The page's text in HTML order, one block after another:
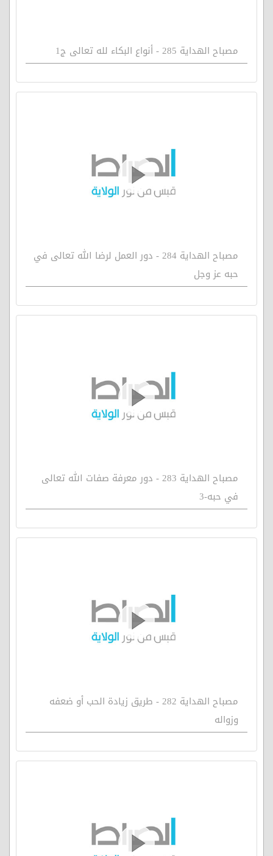
مصباح الهداية 285 - أنواع البكاء لله تعالى ج1
مصباح الهداية 284 - دور العمل لرضا الله تعالى في
حبه عز وجل
مصباح الهداية 283 - دور معرفة صفات الله تعالى
في حبه-3
مصباح الهداية 282 - طريق زيادة الحب أو ضعفه
وزواله